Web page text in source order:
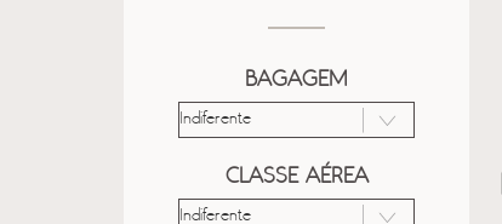
BAGAGEM
CLASSE AÉREA